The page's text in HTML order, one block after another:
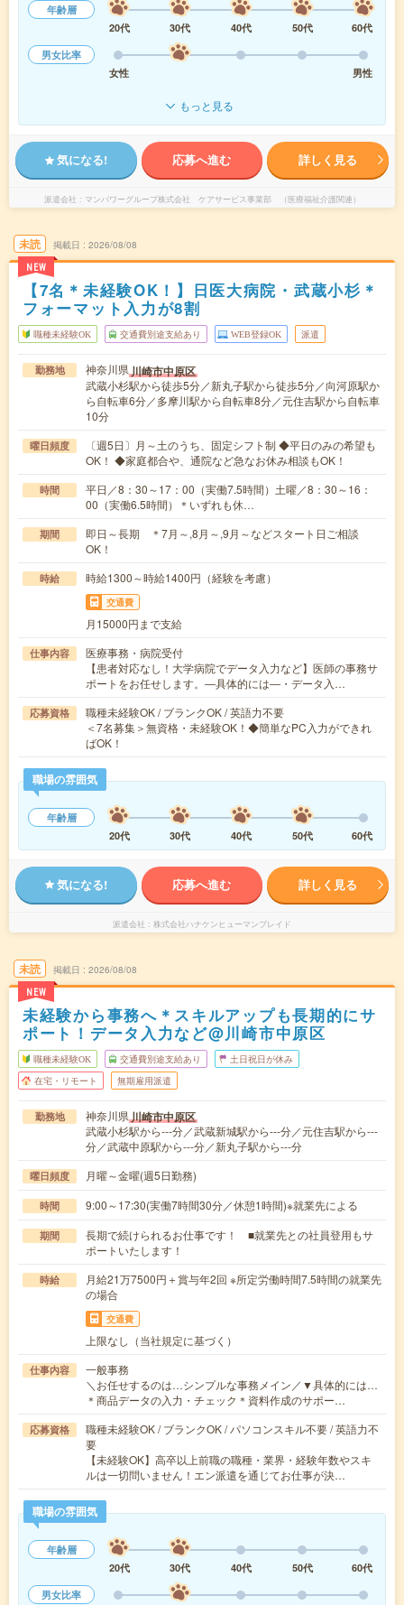
年齢層
20代
30代 40代 50代
60代
男女比率
女性
男性
もっと見る
気になる! 応募へ進む 詳しく見る
派遣会社 マンパワーグループ株式会社 ケアサービス事業部 （医療福祉介護関連）
未読
NEW
掲載日 2026/08/08
【7名＊未経験OK！】日医大病院・武蔵小杉＊
フォーマット入力が8割
職種未経験OK 交通費別途支給あり WEB登録OK 派遣
勤務地 神奈川県川崎市中原区
武蔵小杉駅から徒歩5分／新丸子駅から徒歩5分／向河原駅か
ら自転車6分／多摩川駅から自転車8分／元住吉駅から自転車
10分
曜日頻度
〔週5日〕月～土のうち、固定シフト制 ◆平日のみの希望も
OK！ ◆家庭都合や、通院など急なお休み相談もOK！
時間
平日／8：30～17：00（実働7.5時間）土曜／8：30～16：
00（実働6.5時間）＊いずれも休…
期間
即日～長期 ＊7月～,8月～,9月～などスタート日ご相談
OK！
時給 時給1300～時給1400円（経験を考慮）
交通費
月15000円まで支給
仕事内容
医療事務・病院受付
【患者対応なし！大学病院でデータ入力など】医師の事務サ
ポートをお任せします。―具体的には―・データ入…
応募資格
職種未経験OK / ブランクOK / 英語力不要
＜7名募集＞無資格・未経験OK！◆簡単なPC入力ができれ
ばOK！
職場の雰囲気
年齢層
20代
30代 40代 50代 60代
気になる! 応募へ進む 詳しく見る
派遣会社 株式会社ハナケンヒューマンブレイド
未読
NEW
掲載日 2026/08/08
未経験から事務へ＊スキルアップも長期的にサ
ポート！データ入力など@川崎市中原区
職種未経験OK 交通費別途支給あり 土日祝日が休み
在宅・リモート 無期雇用派遣
勤務地 神奈川県川崎市中原区
武蔵小杉駅から---分／武蔵新城駅から---分／元住吉駅から---
分／武蔵中原駅から---分／新丸子駅から---分
曜日頻度 月曜～金曜(週5日勤務)
時間 9:00～17:30(実働7時間30分／休憩1時間)※就業先による
期間
長期で続けられるお仕事です！ ■就業先との社員登用もサ
ポートいたします！
時給
月給21万7500円＋賞与年2回 ※所定労働時間7.5時間の就業先
の場合
交通費
上限なし（当社規定に基づく）
仕事内容
一般事務
＼お任せするのは…シンプルな事務メイン／▼具体的には…
＊商品データの入力・チェック＊資料作成のサポー…
応募資格
職種未経験OK / ブランクOK / パソコンスキル不要 / 英語力不
要
【未経験OK】高卒以上前職の職種・業界・経験年数やスキ
ルは一切問いません！エン派遣を通じてお仕事が決…
職場の雰囲気
年齢層
20代
30代 40代 50代
60代
男女比率